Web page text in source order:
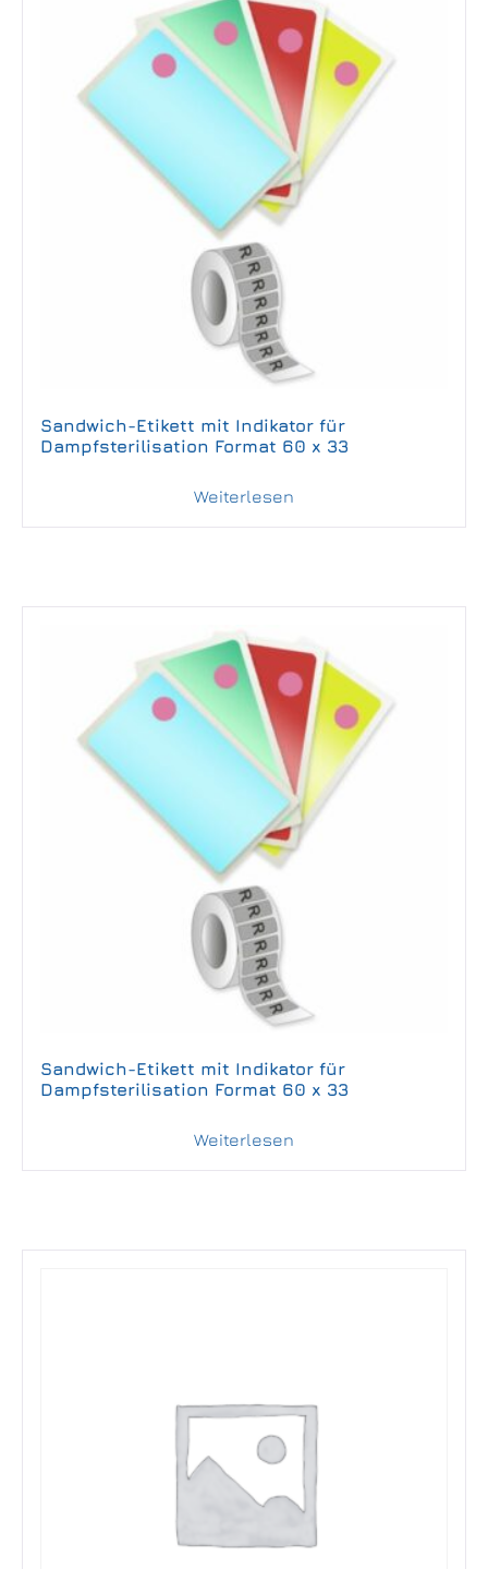
Sandwich-Etikett mit Indikator für
Dampfsterilisation Format 60 x 33
Weiterlesen
Sandwich-Etikett mit Indikator für
Dampfsterilisation Format 60 x 33
Weiterlesen